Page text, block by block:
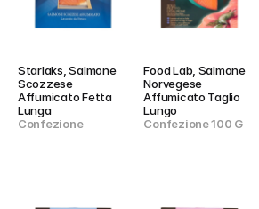
Starlaks, Salmone
Scozzese
Affumicato Fetta
Lunga
Confezione
Food Lab, Salmone
Norvegese
Affumicato Taglio
Lungo
Confezione 100 G